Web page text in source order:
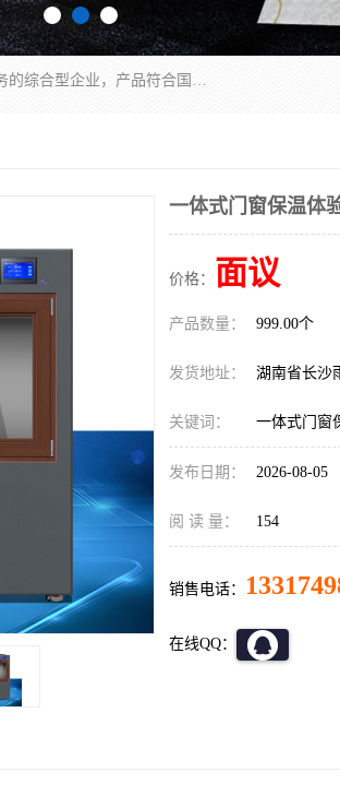
湖南兰思仪器有限公司是一家从事检测仪器研发生产销售和维修保养服务的综合型企业，产品符合国际标准可按需定制专业售前售后工程师，主要有门窗性能体验箱、门窗隔音展示箱、恒温恒湿试验箱、步入式恒温恒湿房、高低温试验箱、老化试验箱、老化试验房、恒温恒湿培养箱、水泥标准养护试验箱、电热鼓风干燥试验箱、真空干燥箱、工业烤箱、盐雾腐蚀试验箱等。
一体式门窗保温体
价格： 面议
产品数量： 999.00个
发货地址： 湖南省长沙
关键词： 一体式门窗
发布日期： 2026-08-05
阅 读 量： 154
销售电话：
在线QQ：